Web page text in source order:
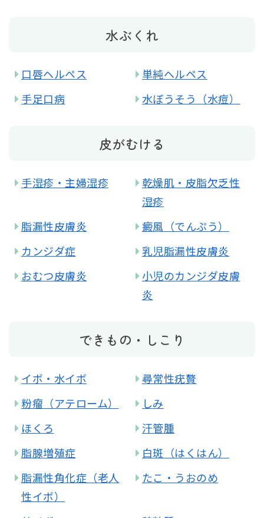
水ぶくれ
口唇ヘルペス
単純ヘルペス
手足口病
水ぼうそう（水痘）
皮がむける
手湿疹・主婦湿疹
乾燥肌・皮脂欠乏性
湿疹
脂漏性皮膚炎
癜風（でんぷう）
カンジダ症
乳児脂漏性皮膚炎
おむつ皮膚炎
小児のカンジダ皮膚
炎
できもの・しこり
イボ・水イボ
尋常性疣贅
粉瘤（アテローム）
しみ
ほくろ
汗管腫
脂腺増殖症
白斑（はくはん）
脂漏性角化症（老人
性イボ）
たこ・うおのめ